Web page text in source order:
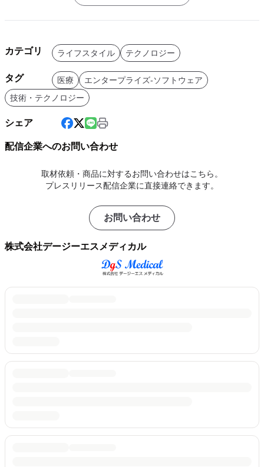
カテゴリ ライフスタイル テクノロジー
タグ 医療
エンタープライズ-ソフトウェア
技術・テクノロジー
シェア
配信企業へのお問い合わせ
取材依頼・商品に対するお問い合わせはこちら。
プレスリリース配信企業に直接連絡できます。
お問い合わせ
株式会社デージーエスメディカル